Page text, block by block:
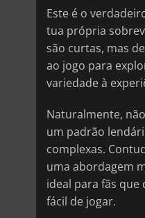
Este é o
tua própria
são curtas, mas
ao jogo para
variedade à
Naturalmente,
um padrão
complexas.
uma abordagem
ideal para fãs
fácil de jogar.